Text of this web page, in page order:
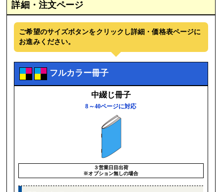
詳細・注文ページ
ご希望のサイズボタンをクリックし詳細・価格表ページに
お進みください。
フルカラー冊子
中綴じ冊子
8～40ページに対応
３営業日目出荷
※オプション無しの場合